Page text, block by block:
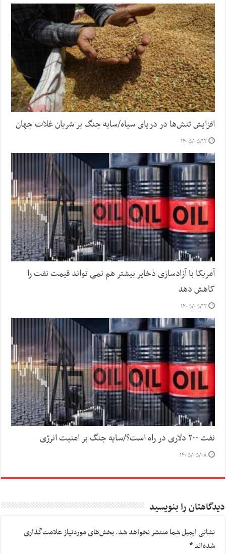
افزایش تنش‌ها در دریای سیاه/سایه جنگ بر شریان غلات جهان
۱۴۰۵/۰۵/۱۲
آمریکا با آزادسازی ذخایر بیشتر هم نمی تواند قیمت نفت را
کاهش دهد
۱۴۰۵/۰۵/۱۲
نفت ۲۰۰ دلاری در راه است؟/سایه جنگ بر امنیت انرژی
۱۴۰۵/۰۵/۰۸
دیدگاهتان را بنویسید
نشانی ایمیل شما منتشر نخواهد شد.بخش‌های موردنیاز علامت‌گذاری
شده‌اند*